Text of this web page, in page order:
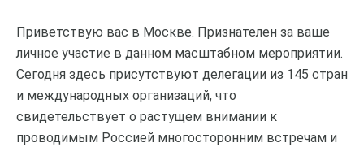
Приветствую вас в Москве. Признателен за ваше
личное участие в данном масштабном мероприятии.
Сегодня здесь присутствуют делегации из 145 стран
и международных организаций, что
свидетельствует о растущем внимании к
проводимым Россией многосторонним встречам и